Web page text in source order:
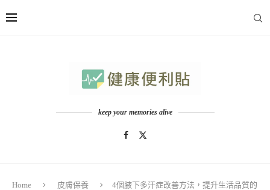
keep your memories alive
Home 皮膚保養
4個腋下多汗症改善方法，提升生活品質的